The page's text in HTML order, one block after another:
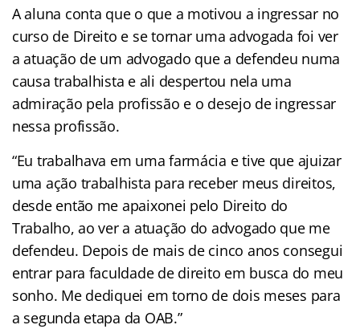
A aluna conta que o que a motivou a ingressar no
curso de Direito e se tornar uma advogada foi ver
a atuação de um advogado que a defendeu numa
causa trabalhista e ali despertou nela uma
admiração pela profissão e o desejo de ingressar
nessa profissão.
“Eu trabalhava em uma farmácia e tive que ajuizar
uma ação trabalhista para receber meus direitos,
desde então me apaixonei pelo Direito do
Trabalho, ao ver a atuação do advogado que me
defendeu. Depois de mais de cinco anos consegui
entrar para faculdade de direito em busca do meu
sonho. Me dediquei em torno de dois meses para
a segunda etapa da OAB.”